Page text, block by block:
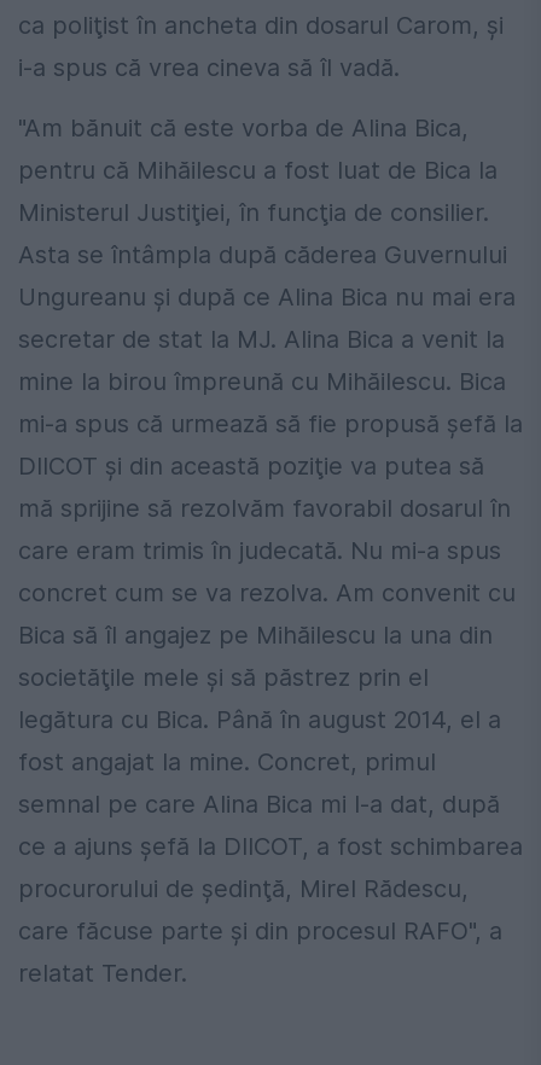
ca poliţist în ancheta din dosarul Carom, şi
i-a spus că vrea cineva să îl vadă.
"Am bănuit că este vorba de Alina Bica,
pentru că Mihăilescu a fost luat de Bica la
Ministerul Justiţiei, în funcţia de consilier.
Asta se întâmpla după căderea Guvernului
Ungureanu şi după ce Alina Bica nu mai era
secretar de stat la MJ. Alina Bica a venit la
mine la birou împreună cu Mihăilescu. Bica
mi-a spus că urmează să fie propusă şefă la
DIICOT şi din această poziţie va putea să
mă sprijine să rezolvăm favorabil dosarul în
care eram trimis în judecată. Nu mi-a spus
concret cum se va rezolva. Am convenit cu
Bica să îl angajez pe Mihăilescu la una din
societăţile mele şi să păstrez prin el
legătura cu Bica. Până în august 2014, el a
fost angajat la mine. Concret, primul
semnal pe care Alina Bica mi l-a dat, după
ce a ajuns şefă la DIICOT, a fost schimbarea
procurorului de şedinţă, Mirel Rădescu,
care făcuse parte şi din procesul RAFO", a
relatat Tender.